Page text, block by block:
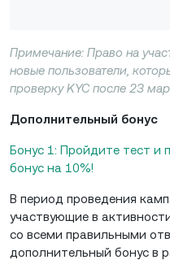
Примечание: Право на
новые пользователи,
проверку KYC после 23
Дополнительный бонус
Бонус 1: Пройдите тест и
бонус на 10%!
В период проведения
участвующие в
со всеми правильными
дополнительный бонус в